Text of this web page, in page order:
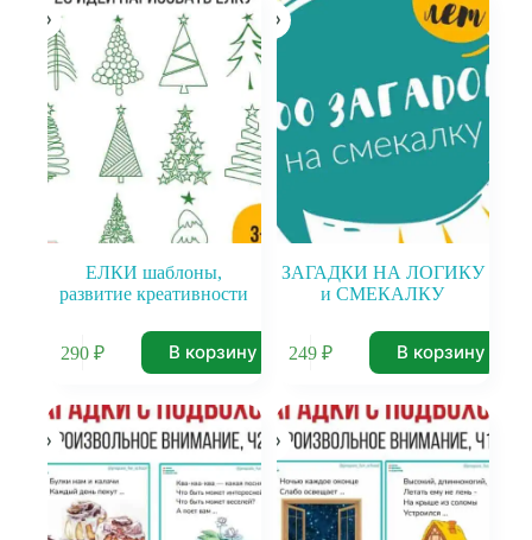
ЕЛКИ шаблоны,
развитие креативности
290 ₽ В корзину
ЗАГАДКИ НА ЛОГИКУ
и СМЕКАЛКУ
249₽ В корзину